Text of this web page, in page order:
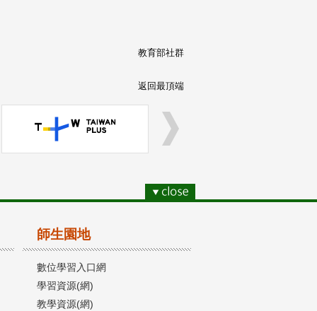
教育部社群
返回最頂端
師生園地
數位學習入口網
學習資源(網)
教學資源(網)